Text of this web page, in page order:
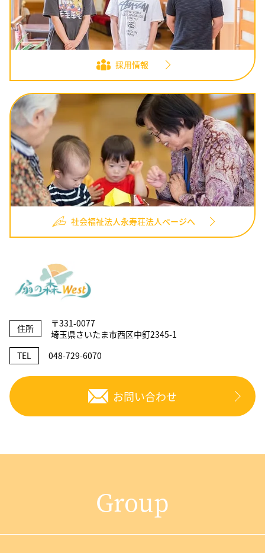
採用情報
社会福祉法人永寿荘法人ページへ
住所
〒331-0077
埼玉県さいたま市西区中釘2345-1
TEL
048-729-6070
お問い合わせ
Group